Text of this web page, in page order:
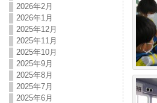
2026年2月
2026年1月
2025年12月
2025年11月
2025年10月
2025年9月
2025年8月
2025年7月
2025年6月